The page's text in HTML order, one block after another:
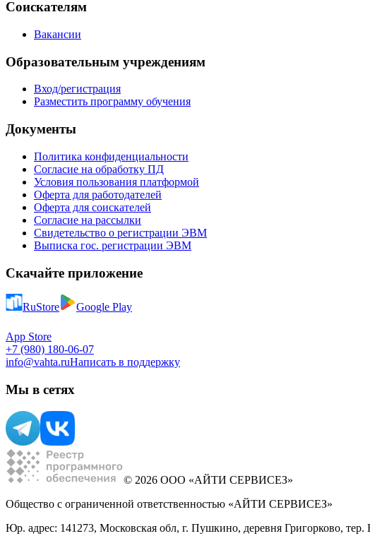
Соискателям
Вакансии
Образовательным учреждениям
Вход/регистрация
Разместить программу обучения
Документы
Политика конфиденциальности
Согласие на обработку ПД
Условия пользования платформой
Оферта для работодателей
Оферта для соискателей
Согласие на рассылки
Свидетельство о регистрации ЭВМ
Выписка гос. регистрации ЭВМ
Скачайте приложение
RuStore Google Play
App Store
+7 (980) 180-06-07
info@vahta.ruНаписать в поддержку
Мы в сетях
© 2026 ООО «АЙТИ СЕРВИСЕЗ»
Общество с ограниченной ответственностью «АЙТИ СЕРВИСЕЗ»
Юр. адрес: 141273, Московская обл, г. Пушкино, деревня Григорково,